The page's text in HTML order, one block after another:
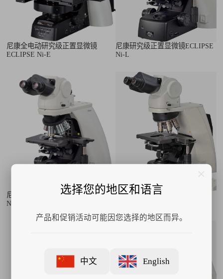
尼康全电动研究级正置显微镜
ECLIPSE Ni-E
尼康研究级正置显微镜ECLIPSE
Ni-L
尼康研究级正置显微镜ECLIPSE
Ni-U
尼康电动生物显微镜ECLIPSE
选择您的地区和语言
产品和促销活动可能因您选择的地区而异。
中文 English